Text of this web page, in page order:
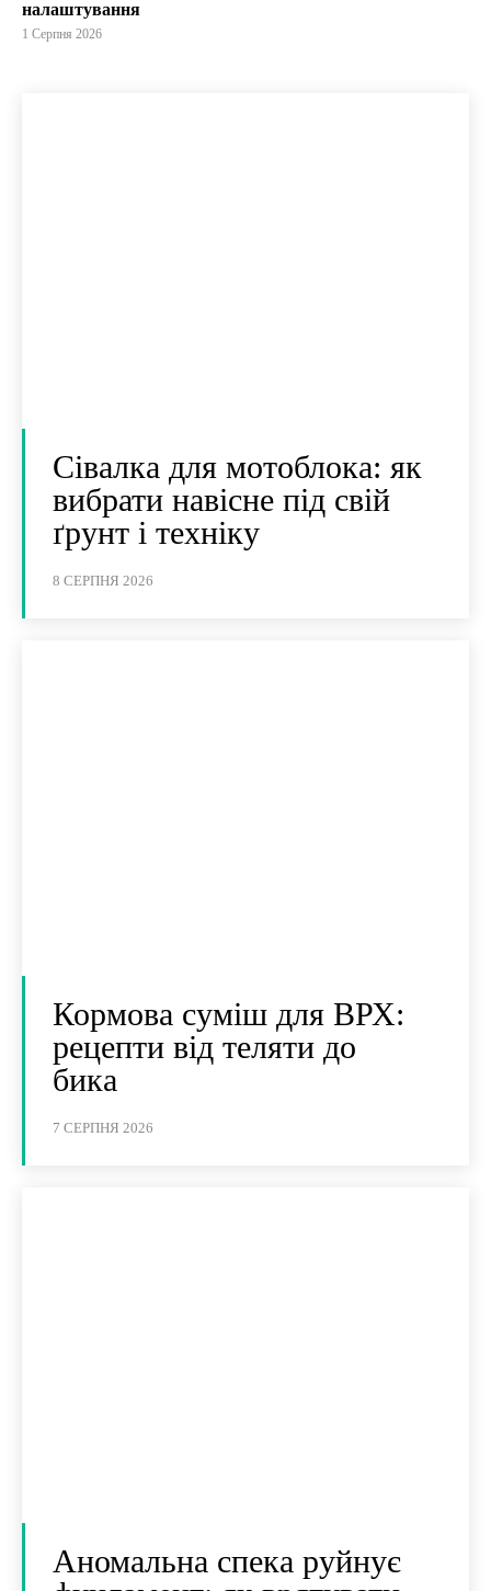
налаштування
1 Серпня 2026
Сівалка для мотоблока: як
вибрати навісне під свій
ґрунт і техніку
8 СЕРПНЯ 2026
Кормова суміш для ВРХ:
рецепти від теляти до
бика
7 СЕРПНЯ 2026
Аномальна спека руйнує